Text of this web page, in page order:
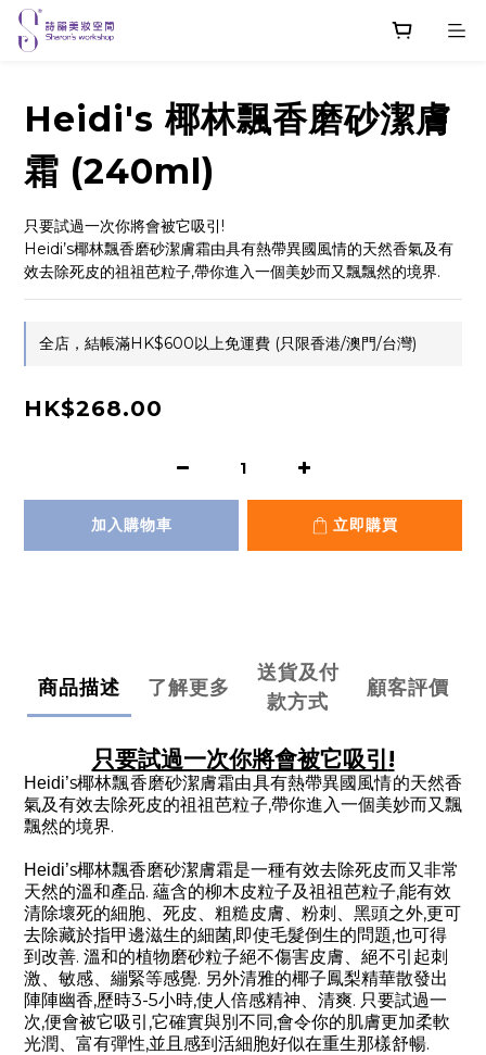
Heidi's 椰林飄香磨砂潔膚
霜 (240ml)
只要試過一次你將會被它吸引!
Heidi’s椰林飄香磨砂潔膚霜由具有熱帶異國風情的天然香氣及有
效去除死皮的祖祖芭粒子,帶你進入一個美妙而又飄飄然的境界.
全店，結帳滿HK$600以上免運費 (只限香港/澳門/台灣)
HK$268.00
加入購物車 立即購買
商品描述 了解更多
送貨及付
款方式
顧客評價
只要試過一次你將會被它吸引 !
Heidi’s椰林飄香磨砂潔膚霜由具有熱帶異國風情的天然香
氣及有效去除死皮的祖祖芭粒子,帶你進入一個美妙而又飄
飄然的境界.
Heidi’s椰林飄香磨砂潔膚霜是一種有效去除死皮而又非常
天然的溫和產品. 蘊含的柳木皮粒子及祖祖芭粒子,能有效
清除壞死的細胞、死皮、粗糙皮膚、粉刺、黑頭之外,更可
去除藏於指甲邊滋生的細菌,即使毛髮倒生的問題,也可得
到改善. 溫和的植物磨砂粒子絕不傷害皮膚、絕不引起刺
激、敏感、繃緊等感覺. 另外清雅的椰子鳳梨精華散發出
陣陣幽香,歷時3-5小時,使人倍感精神、清爽. 只要試過一
次,便會被它吸引 ,它確實與別不同 ,會令你的肌膚更加柔軟
光潤、富有彈性,並且感到活細胞好似在重生那樣舒暢.